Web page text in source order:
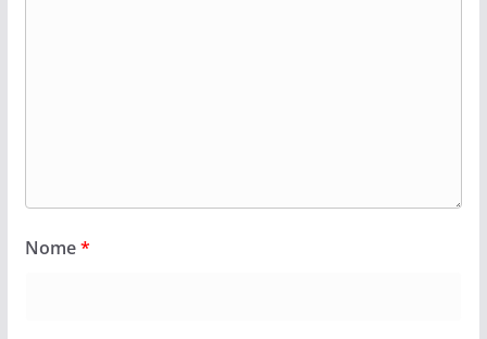
Nome*